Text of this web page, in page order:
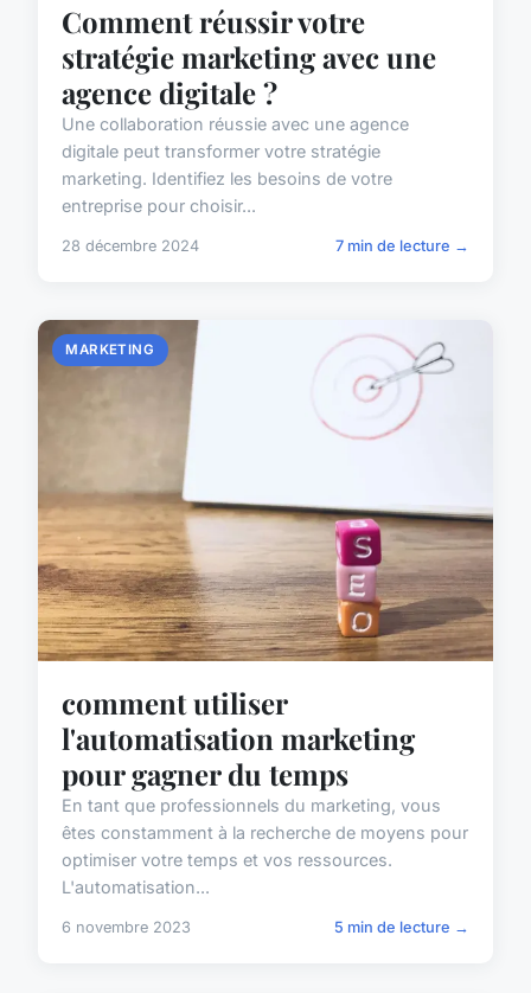
Comment réussir votre
stratégie marketing avec une
agence digitale ?
Une collaboration réussie avec une agence
digitale peut transformer votre stratégie
marketing. Identifiez les besoins de votre
entreprise pour choisir...
28 décembre 2024 7 min de lecture →
MARKETING
comment utiliser
l'automatisation marketing
pour gagner du temps
En tant que professionnels du marketing, vous
êtes constamment à la recherche de moyens pour
optimiser votre temps et vos ressources.
L'automatisation...
6 novembre 2023 5 min de lecture →